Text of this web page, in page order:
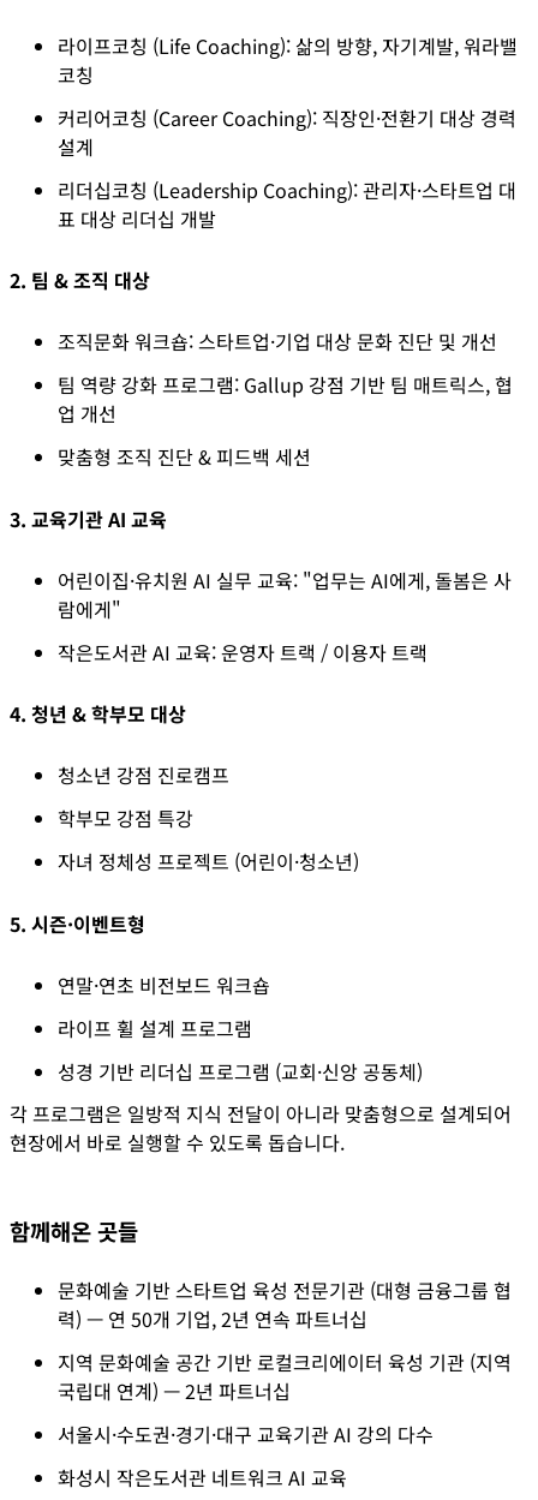
라이프코칭 (Life Coaching): 삶의 방향, 자기계발, 워라밸
코칭
커리어코칭 (Career Coaching): 직장인·전환기 대상 경력
설계
리더십코칭 (Leadership Coaching): 관리자·스타트업 대
표 대상 리더십 개발
2. 팀 & 조직 대상
조직문화 워크숍: 스타트업·기업 대상 문화 진단 및 개선
팀 역량 강화 프로그램: Gallup 강점 기반 팀 매트릭스, 협
업 개선
맞춤형 조직 진단 & 피드백 세션
3. 교육기관 AI 교육
어린이집·유치원 AI 실무 교육: "업무는 AI에게, 돌봄은 사
람에게"
작은도서관 AI 교육: 운영자 트랙 / 이용자 트랙
4. 청년 & 학부모 대상
청소년 강점 진로캠프
학부모 강점 특강
자녀 정체성 프로젝트 (어린이·청소년)
5. 시즌·이벤트형
연말·연초 비전보드 워크숍
라이프 휠 설계 프로그램
성경 기반 리더십 프로그램 (교회·신앙 공동체)
각 프로그램은 일방적 지식 전달이 아니라 맞춤형으로 설계되어
현장에서 바로 실행할 수 있도록 돕습니다.
함께해온 곳들
문화예술 기반 스타트업 육성 전문기관 (대형 금융그룹 협
력) — 연 50개 기업, 2년 연속 파트너십
지역 문화예술 공간 기반 로컬크리에이터 육성 기관 (지역
국립대 연계) — 2년 파트너십
서울시·수도권·경기·대구 교육기관 AI 강의 다수
화성시 작은도서관 네트워크 AI 교육